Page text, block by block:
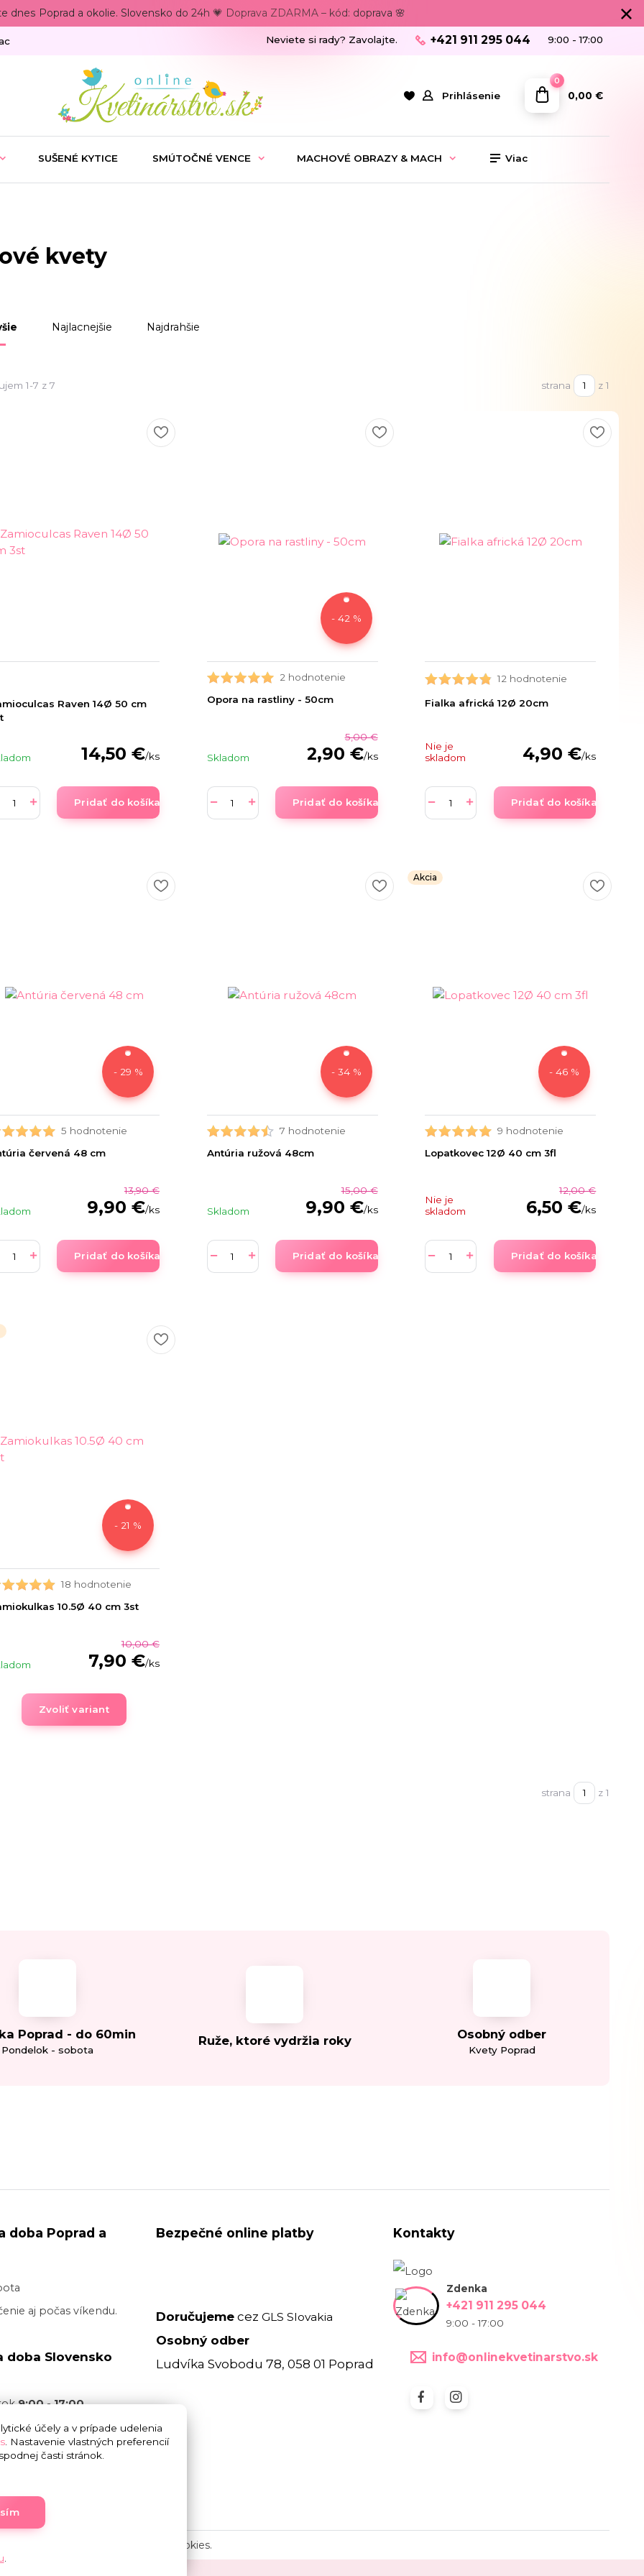
dnes Poprad a okolie. Slovensko do 24h 💗 Doprava ZDARMA – kód: doprava 🌸
Prihlásenie
Neviete si rady? Zavolajte. +421 911 295 044 9:00 - 17:00
0
0,00 €
SUŠENÉ KYTICE SMÚTOČNÉ VENCE MACHOVÉ OBRAZY & MACH Viac
kvety
Najlacnejšie Najdrahšie
1-7 z 7 strana z 1
Raven 14Ø 50 cm
14,50 €/ks
Pridať do košíka
- 42 %
2 hodnotenie
Opora na rastliny - 50cm
5,00 €
2,90 €/ks
Skladom
Pridať do košíka
12 hodnotenie
Fialka africká 12Ø 20cm
4,90 €/ks
Nie je
skladom
Pridať do košíka
- 29 %
5 hodnotenie
červená 48 cm
13,90 €
9,90 €/ks
Pridať do košíka
- 34 %
7 hodnotenie
Antúria ružová 48cm
15,00 €
9,90 €/ks
Skladom
Pridať do košíka
Akcia
- 46 %
9 hodnotenie
Lopatkovec 12Ø 40 cm 3fl
12,00 €
6,50 €/ks
Nie je
skladom
Pridať do košíka
- 21 %
18 hodnotenie
10.5Ø 40 cm 3st
10,00 €
7,90 €/ks
Zvoliť variant
strana z 1
Poprad - do 60min
Pondelok - sobota
Ruže, ktoré vydržia roky Osobný odber
Kvety Poprad
doba Poprad a
aj počas víkendu.
doba Slovensko
9:00 - 17:00
deň je realizované
bez garancie
Bezpečné online platby
Doručujeme cezGLS Slovakia
Osobný odber
Ludvíka Svobodu 78, 058 01 Poprad
Kontakty
Zdenka
+421 911 295 044
9:00 - 17:00
info@onlinekvetinarstvo.sk
Upravit sběr cookies.
účely a v prípade udelenia
. Nastavenie vlastných preferencií
časti stránok.